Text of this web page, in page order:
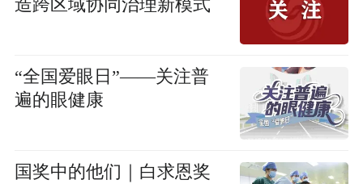
造跨区域协同治理新模式
“全国爱眼日”——关注普
遍的眼健康
国奖中的他们｜白求恩奖